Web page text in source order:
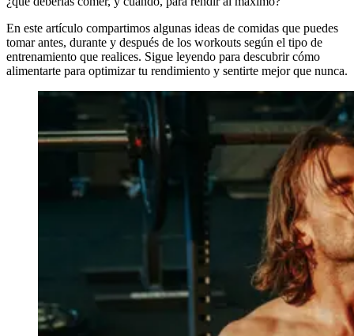
En este artículo compartimos algunas ideas de comidas que puedes
tomar antes, durante y después de los workouts según el tipo de
entrenamiento que realices. Sigue leyendo para descubrir cómo
alimentarte para optimizar tu rendimiento y sentirte mejor que nunca.